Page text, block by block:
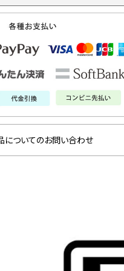
についてのお問い合わせ